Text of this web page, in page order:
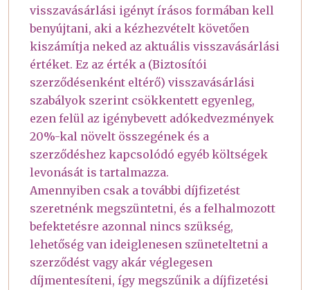
visszavásárlási igényt írásos formában kell
benyújtani, aki a kézhezvételt követően
kiszámítja neked az aktuális visszavásárlási
értéket. Ez az érték a (Biztosítói
szerződésenként eltérő) visszavásárlási
szabályok szerint csökkentett egyenleg,
ezen felül az igénybevett adókedvezmények
20%-kal növelt összegének és a
szerződéshez kapcsolódó egyéb költségek
levonását is tartalmazza.
Amennyiben csak a további díjfizetést
szeretnénk megszüntetni, és a felhalmozott
befektetésre azonnal nincs szükség,
lehetőség van ideiglenesen szüneteltetni a
szerződést vagy akár véglegesen
díjmentesíteni, így megszűnik a díjfizetési